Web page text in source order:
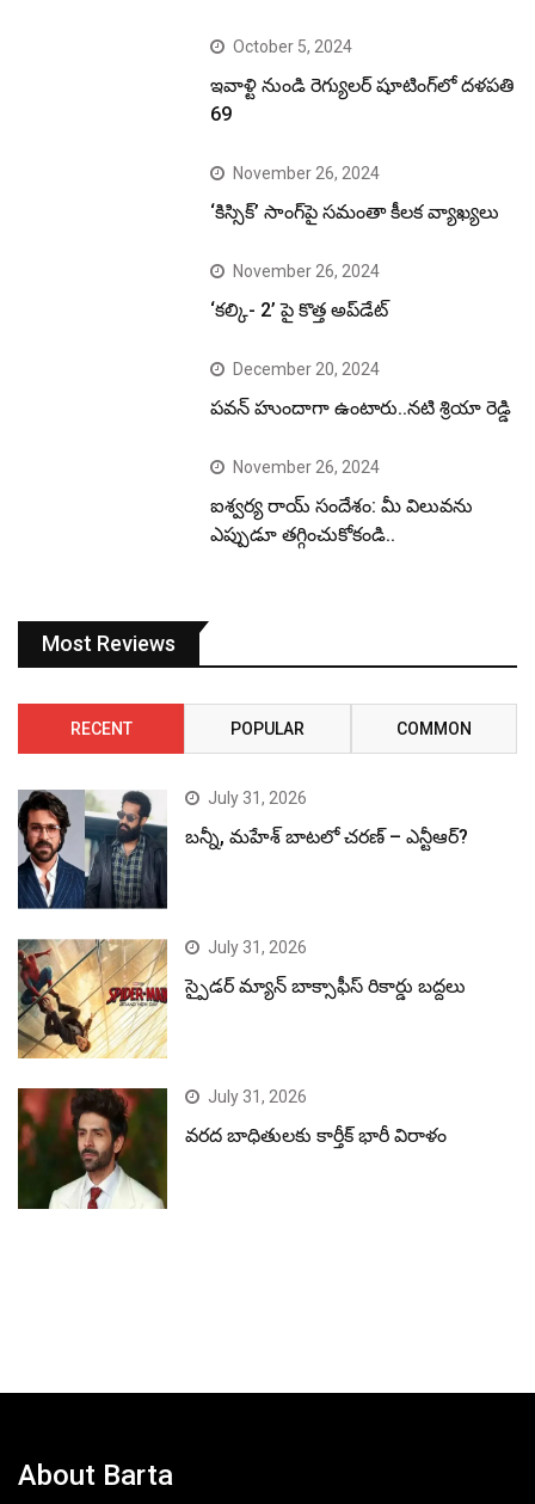
October 5, 2024
ఇవాళ్టి నుండి రెగ్యులర్ షూటింగ్‌లో దళపతి
69
November 26, 2024
‘కిస్సిక్’ సాంగ్‌పై సమంతా కీలక వ్యాఖ్యలు
November 26, 2024
‘కల్కి- 2’ పై కొత్త అప్‌డేట్
December 20, 2024
పవన్ హుందాగా ఉంటారు..నటి శ్రియా రెడ్డి
November 26, 2024
ఐశ్వర్య రాయ్ సందేశం: మీ విలువను
ఎప్పుడూ తగ్గించుకోకండి..
Most Reviews
RECENT POPULAR COMMON
July 31, 2026
బన్నీ, మహేశ్ బాటలో చరణ్ – ఎన్టీఆర్?
July 31, 2026
స్పైడర్ మ్యాన్ బాక్సాఫీస్ రికార్డు బద్దలు
July 31, 2026
వరద బాధితులకు కార్తీక్ భారీ విరాళం
About Barta